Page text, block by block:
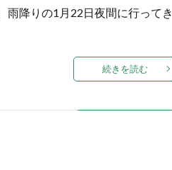
雨降りの1月22日夜間に行ってき
続きを読む